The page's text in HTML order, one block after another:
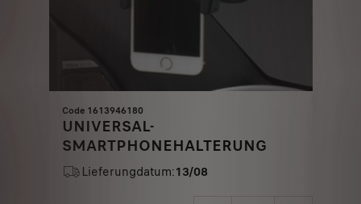
Code 1613946180
UNIVERSAL-
SMARTPHONEHALTERUNG
Lieferungdatum:13/08